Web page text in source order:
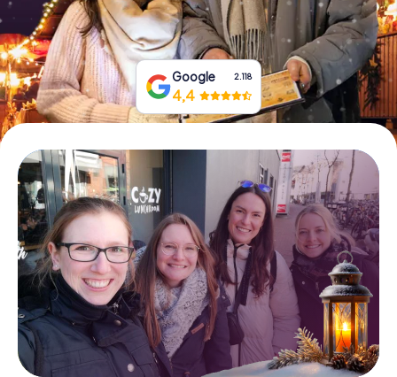
Gutscheine bestellen
Google 2.118
4,4